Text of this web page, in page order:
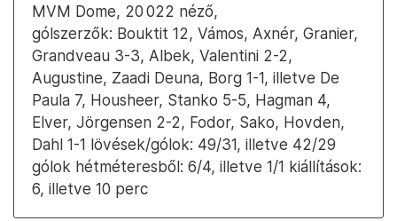
MVM Dome, 20 022 néző,
gólszerzők: Bouktit 12, Vámos, Axnér, Granier,
Grandveau 3-3, Albek, Valentini 2-2,
Augustine, Zaadi Deuna, Borg 1-1, illetve De
Paula 7, Housheer, Stanko 5-5, Hagman 4,
Elver, Jörgensen 2-2, Fodor, Sako, Hovden,
Dahl 1-1 lövések/gólok: 49/31, illetve 42/29
gólok hétméteresből: 6/4, illetve 1/1 kiállítások:
6, illetve 10 perc